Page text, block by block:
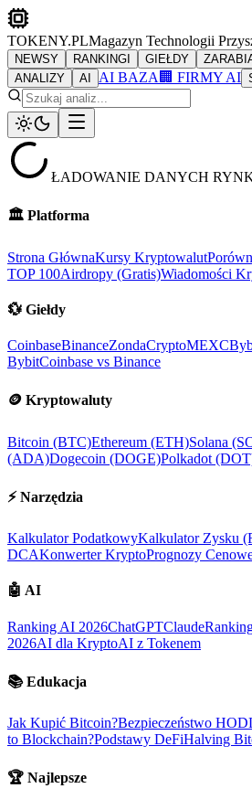
TOKENY.PLMagazyn Technologii
NEWSY RANKINGI GIEŁDY
ANALIZY
AI AI BAZA 🏢 FIRMY AI
ŁADOWANIE DANYCH
🏛️ Platforma
Strona GłównaKursy Kryptowalut
TOP 100Airdropy (Gratis)Wiadomości
💱 Giełdy
CoinbaseBinanceZondaCryptoMEXC
BybitCoinbase vs Binance
🪙 Kryptowaluty
Bitcoin (BTC)Ethereum (ETH)Solana
(ADA)Dogecoin (DOGE)Polkadot
⚡ Narzędzia
Kalkulator PodatkowyKalkulator Zysku
DCAKonwerter KryptoPrognozy
🤖 AI
Ranking AI 2026ChatGPTClaude
2026AI dla KryptoAI z Tokenem
📚 Edukacja
Jak Kupić Bitcoin?Bezpieczeństwo
to Blockchain?Podstawy DeFiHalving
🏆 Najlepsze